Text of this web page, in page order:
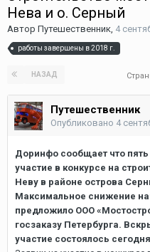
Нева и о. Серный
Автор Путешественник, 4
работы завершены в 2018 г.
НАЗАД
Путешественник
Опубликовано 4
Доринфо сообщает что
участие в конкурсе на
Неву в районе острова
Максимальное снижение
предложило ООО
госзаказу Петербурга.
участие состоялось